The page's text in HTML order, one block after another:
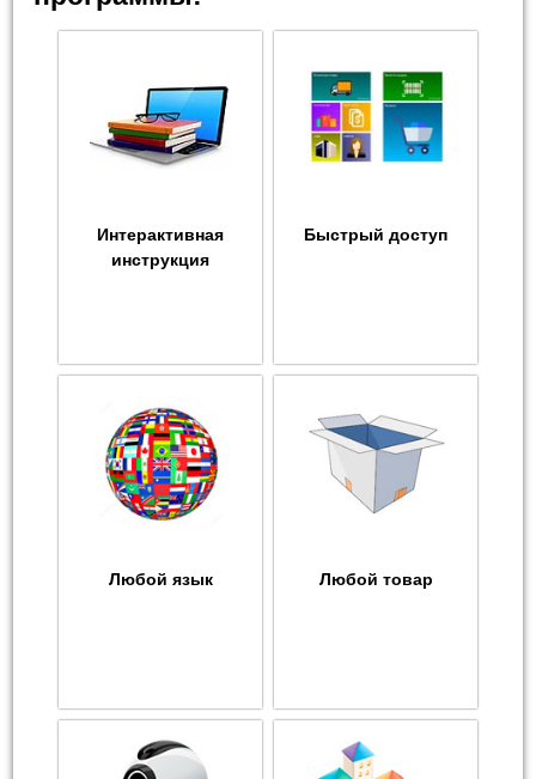
Интерактивная
инструкция
Быстрый доступ
Любой язык Любой товар